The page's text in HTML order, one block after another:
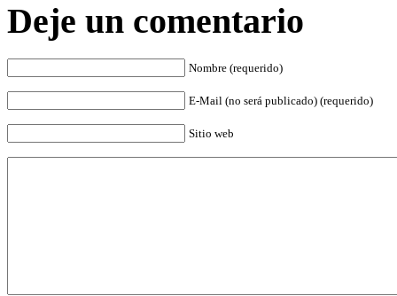
Deje un comentario
Nombre (requerido)
E-Mail (no será publicado) (requerido)
Sitio web